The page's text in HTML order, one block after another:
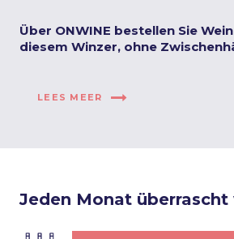
Über ONWINE bestellen Sie
diesem Winzer, ohne
LEES MEER
Jeden Monat überrascht